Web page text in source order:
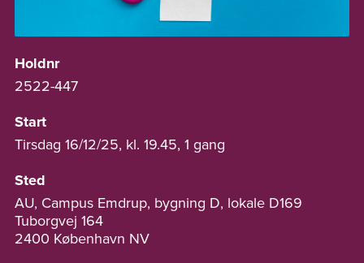
Holdnr
2522-447
Start
Tirsdag 16/12/25, kl. 19.45, 1 gang
Sted
AU, Campus Emdrup, bygning D, lokale D169
Tuborgvej 164
2400 København NV